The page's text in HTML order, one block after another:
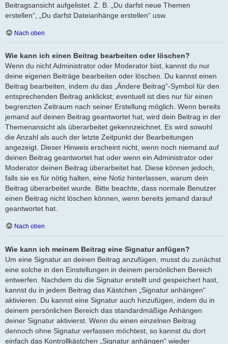
Beitragsansicht aufgelistet. Z. B. „Du darfst neue Themen
erstellen“, „Du darfst Dateianhänge erstellen“ usw.
Nach oben
Wie kann ich einen Beitrag bearbeiten oder löschen?
Wenn du nicht Administrator oder Moderator bist, kannst du nur
deine eigenen Beiträge bearbeiten oder löschen. Du kannst einen
Beitrag bearbeiten, indem du das „Ändere Beitrag“-Symbol für den
entsprechenden Beitrag anklickst; eventuell ist dies nur für einen
begrenzten Zeitraum nach seiner Erstellung möglich. Wenn bereits
jemand auf deinen Beitrag geantwortet hat, wird dein Beitrag in der
Themenansicht als überarbeitet gekennzeichnet. Es wird sowohl
die Anzahl als auch der letzte Zeitpunkt der Bearbeitungen
angezeigt. Dieser Hinweis erscheint nicht, wenn noch niemand auf
deinen Beitrag geantwortet hat oder wenn ein Administrator oder
Moderator deinen Beitrag überarbeitet hat. Diese können jedoch,
falls sie es für nötig halten, eine Notiz hinterlassen, warum dein
Beitrag überarbeitet wurde. Bitte beachte, dass normale Benutzer
einen Beitrag nicht löschen können, wenn bereits jemand darauf
geantwortet hat.
Nach oben
Wie kann ich meinem Beitrag eine Signatur anfügen?
Um eine Signatur an deinen Beitrag anzufügen, musst du zunächst
eine solche in den Einstellungen in deinem persönlichen Bereich
entwerfen. Nachdem du die Signatur erstellt und gespeichert hast,
kannst du in jedem Beitrag das Kästchen „Signatur anhängen“
aktivieren. Du kannst eine Signatur auch hinzufügen, indem du in
deinem persönlichen Bereich das standardmäßige Anhängen
deiner Signatur aktivierst. Wenn du einen einzelnen Beitrag
dennoch ohne Signatur verfassen möchtest, so kannst du dort
einfach das Kontrollkästchen „Signatur anhängen“ wieder